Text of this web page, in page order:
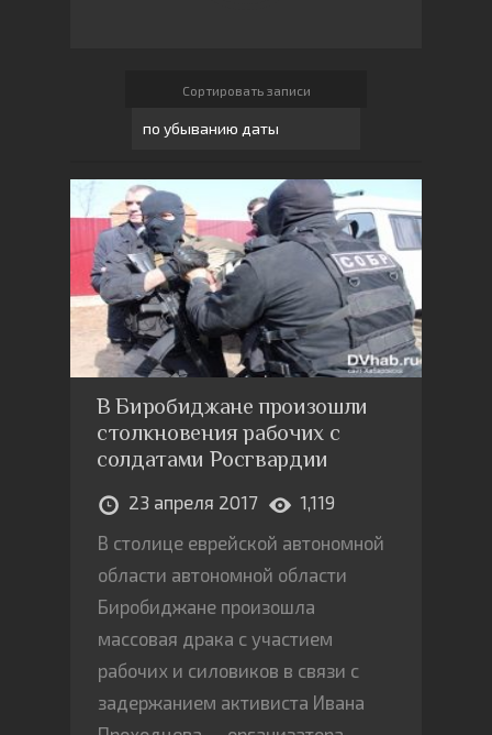
Сортировать записи
В Биробиджане произошли
столкновения рабочих с
солдатами Росгвардии
23 апреля 2017
1,119
В столице еврейской автономной
области автономной области
Биробиджане произошла
массовая драка с участием
рабочих и силовиков в связи с
задержанием активиста Ивана